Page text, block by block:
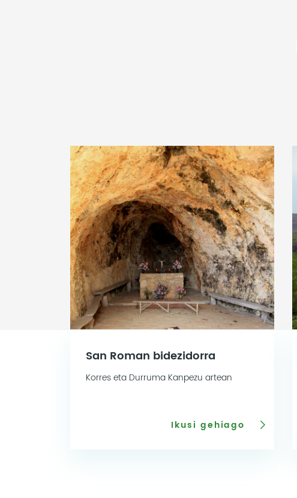
San Roman bidezidorra
Korres eta Durruma Kanpezu artean
Ikusi gehiago